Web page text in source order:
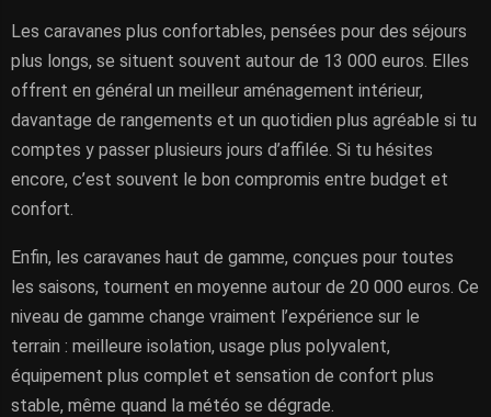
Les caravanes plus confortables, pensées pour des séjours
plus longs, se situent souvent autour de 13 000 euros. Elles
offrent en général un meilleur aménagement intérieur,
davantage de rangements et un quotidien plus agréable si tu
comptes y passer plusieurs jours d’affilée. Si tu hésites
encore, c’est souvent le bon compromis entre budget et
confort.
Enfin, les caravanes haut de gamme, conçues pour toutes
les saisons, tournent en moyenne autour de 20 000 euros. Ce
niveau de gamme change vraiment l’expérience sur le
terrain : meilleure isolation, usage plus polyvalent,
équipement plus complet et sensation de confort plus
stable, même quand la météo se dégrade.